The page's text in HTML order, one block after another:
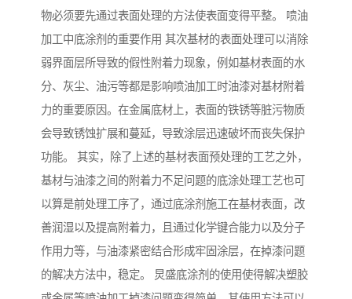
物必须要先通过表面处理的方法使表面变得平整。 喷油
加工中底涂剂的重要作用 其次基材的表面处理可以消除
弱界面层所导致的假性附着力现象，例如基材表面的水
分、灰尘、油污等都是影响喷油加工时油漆对基材附着
力的重要原因。在金属底材上，表面的铁锈等脏污物质
会导致锈蚀扩展和蔓延，导致涂层迅速破坏而丧失保护
功能。 其实，除了上述的基材表面预处理的工艺之外，
基材与油漆之间的附着力不足问题的底涂处理工艺也可
以算是前处理工序了，通过底涂剂施工在基材表面，改
善润湿以及提高附着力，且通过化学键合能力以及分子
作用力等，与油漆紧密结合形成牢固涂层，在掉漆问题
的解决方法中，稳定。 炅盛底涂剂的使用使得解决塑胶